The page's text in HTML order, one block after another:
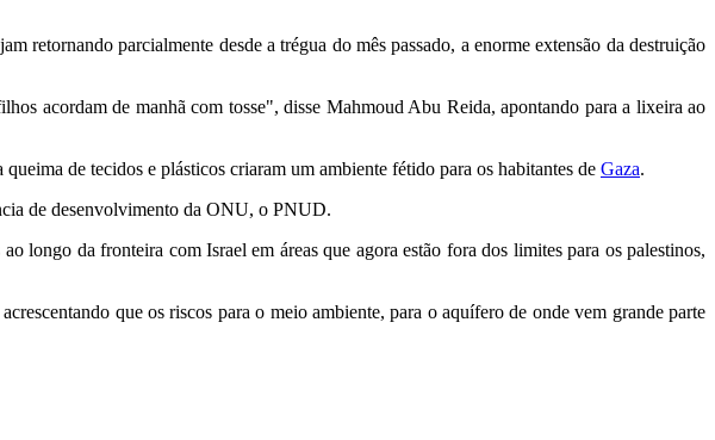
retornando parcialmente desde a trégua do mês passado, a enorme extensão da destruição
acordam de manhã com tosse", disse Mahmoud Abu Reida, apontando para a lixeira ao
de tecidos e plásticos criaram um ambiente fétido para os habitantes de Gaza.
de desenvolvimento da ONU, o PNUD.
longo da fronteira com Israel em áreas que agora estão fora dos limites para os palestinos,
que os riscos para o meio ambiente, para o aquífero de onde vem grande parte